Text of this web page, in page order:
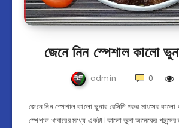
জেনে নিন স্পেশাল কালো
admin 0
জেনে নিন স্পেশাল কালো ভুনার রেসিপি গরুর মাংসের কালো
স্পেশাল খাবারের মধ্যে একটা। কালো ভুনা অনেকের পছন্দের